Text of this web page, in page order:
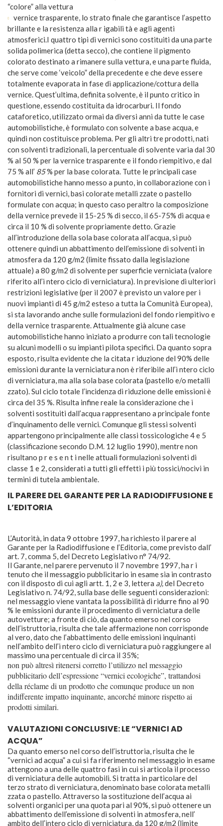
“colore” alla vettura
vernice trasparente, lo strato finale che garantisce l’aspetto
brillante e la resistenza alla r igabili tà e agli agenti
atmosferici.I quattro tipi di vernici sono costituiti da una parte
solida polimerica (detta secco), che contiene il pigmento
colorato destinato a rimanere sulla vettura, e una parte fluida,
che serve come ‘veicolo” della precedente e che deve essere
totalmente evaporata in fase di applicazione/cottura della
vernice. Quest’ultima, definita solvente, è il punto critico in
questione, essendo costituita da idrocarburi. Il fondo
cataforetico, utilizzato ormai da diversi anni da tutte le case
automobilistiche, è formulato con solvente a base acqua, e
quindi non costituisce problema. Per gli altri tre prodotti, nati
con solventi tradizionali, la percentuale di solvente varia dal 30
% al 50 % per la vernice trasparente e il fondo riempitivo, e dal
75 % all’ 85% per la base colorata. Tutte le principali case
automobilistiche hanno messo a punto, in collaborazione con i
fornitori di vernici, basi colorate metalli zzate o pastello
formulate con acqua; in questo caso peraltro la composizione
della vernice prevede il 15-25 % di secco, il 65-75% di acqua e
circa il 10 % di solvente propriamente detto. Grazie
all’introduzione della sola base colorata all’acqua, si può
ottenere quindi un abbattimento dell’emissione di solventi in
atmosfera da 120 g/m2 (limite fissato dalla legislazione
attuale) a 80 g/m2 di solvente per superficie verniciata (valore
riferito all’i ntero ciclo di verniciatura). In previsione di ulteriori
restrizioni legislative (per il 2007 è previsto un valore per i
nuovi impianti di 45 g/m2 esteso a tutta la Comunità Europea),
si sta lavorando anche sulle formulazioni del fondo riempitivo e
della vernice trasparente. Attualmente già alcune case
automobilistiche hanno iniziato a produrre con tali tecnologie
su alcuni modelli o su impianti pilota specifici. Da quanto sopra
esposto, risulta evidente che la citata r iduzione del 90% delle
emissioni durante la verniciatura non è riferibile all’i ntero ciclo
di verniciatura, ma alla sola base colorata (pastello e/o metalli
zzato). Sul ciclo totale l’incidenza di riduzione delle emissioni è
circa del 35 %. Risulta infine reale la considerazione che i
solventi sostituiti dall’acqua rappresentano a principale fonte
d’inquinamento delle vernici. Comunque gli stessi solventi
appartengono principalmente alle classi tossicologiche 4 e 5
(classificazione secondo D.M. 12 luglio 1990), mentre non
risultano p r e s e n t i nelle attuali formulazioni solventi di
classe 1 e 2, considerati a tutti gli effetti i più tossici/nocivi in
termini di tutela ambientale.
IL PARERE DEL GARANTE PER LA RADIODIFFUSIONE E
L’EDITORIA
L’Autorità, in data 9 ottobre 1997, ha richiesto il parere al
Garante per la Radiodiffusione e l’Editoria, come previsto dall’
art. 7, comma 5, del Decreto Legislativo n° 74/92.
Il Garante, nel parere pervenuto il 7 novembre 1997, ha r i
tenuto che il messaggio pubblicitario in esame sia in contrasto
con il disposto di cui agli artt. 1, 2 e 3, lettera a),del Decreto
Legislativo n. 74/92, sulla base delle seguenti considerazioni:
nel messaggio viene vantata la possibilità di ridurre fino al 90
% le emissioni durante il procedimento di verniciatura delle
autovetture; a fronte di ciò, da quanto emerso nel corso
dell’istruttoria, risulta che tale affermazione non corrisponde
al vero, dato che l’abbattimento delle emissioni inquinanti
nell’ambito dell’i ntero ciclo di verniciatura può raggiungere al
massimo una percentuale di circa il 35%;
non può altresì ritenersi corretto l’utilizzo nel messaggio
pubblicitario dell’espressione “vernici ecologiche”, trattandosi
della réclame di un prodotto che comunque produce un non
indifferente impatto inquinante, ancorché minore rispetto ai
prodotti similari.
VALUTAZIONI CONCLUSIVE: LE “VERNICI AD
ACQUA”
Da quanto emerso nel corso dell’istruttoria, risulta che le
“vernici ad acqua” a cui si fa riferimento nel messaggio in esame
attengono a una delle quattro fasi in cui si articola il processo
di verniciatura delle automobili. Si tratta in particolare del
terzo strato di verniciatura, denominato base colorata metalli
zzata o pastello. Attraverso la sostituzione dell’acqua ai
solventi organici per una quota pari al 90%, si può ottenere un
abbattimento dell’emissione di solventi in atmosfera, nell’
ambito dell’intero ciclo di verniciatura, da 120 g/m2 (limite